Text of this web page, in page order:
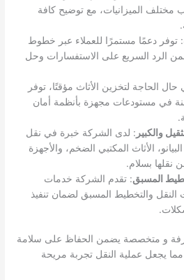
الميزانيات، مع توضيح كافة
: توفر دعمًا مستمرًا للعملاء عبر خطوط
الرد السريع على الاستفسارات وحل
الحاجة لتخزين الأثاث مؤقتًا، توفر
في مستودعات مجهزة بأنظمة أمان
والكبير : لدى الشركة خبرة في نقل
الأثاث المكتبي الضخم، والأجهزة
نقلها بسلام.
المسبق: تقدم الشركة خدمات
النقل والتخطيط المسبق لضمان تنفيذ
و متخصصة يضمن الحفاظ على سلامة
مما يجعل عملية النقل تجربة مريحة